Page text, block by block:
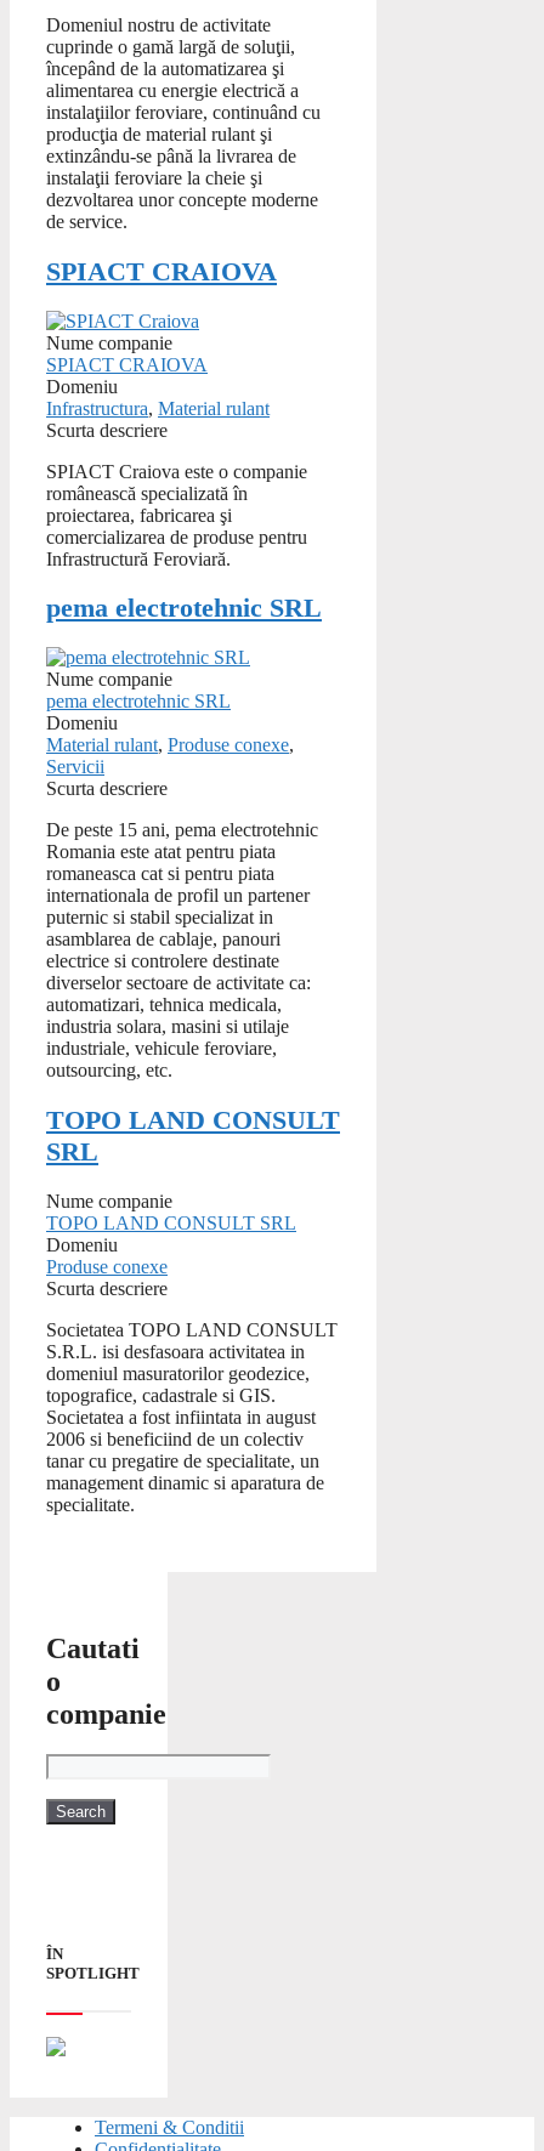
Domeniul nostru de activitate
cuprinde o gamă largă de soluţii,
începând de la automatizarea şi
alimentarea cu energie electrică a
instalaţiilor feroviare, continuând cu
producţia de material rulant şi
extinzându-se până la livrarea de
instalaţii feroviare la cheie şi
dezvoltarea unor concepte moderne
de service.
SPIACT CRAIOVA
Nume companie
SPIACT CRAIOVA
Domeniu
Infrastructura, Material rulant
Scurta descriere
SPIACT Craiova este o companie
românească specializată în
proiectarea, fabricarea şi
comercializarea de produse pentru
Infrastructură Feroviară.
pema electrotehnic SRL
Nume companie
pema electrotehnic SRL
Domeniu
Material rulant, Produse conexe,
Servicii
Scurta descriere
De peste 15 ani, pema electrotehnic
Romania este atat pentru piata
romaneasca cat si pentru piata
internationala de profil un partener
puternic si stabil specializat in
asamblarea de cablaje, panouri
electrice si controlere destinate
diverselor sectoare de activitate ca:
automatizari, tehnica medicala,
industria solara, masini si utilaje
industriale, vehicule feroviare,
outsourcing, etc.
TOPO LAND CONSULT
SRL
Nume companie
TOPO LAND CONSULT SRL
Domeniu
Produse conexe
Scurta descriere
Societatea TOPO LAND CONSULT
S.R.L. isi desfasoara activitatea in
domeniul masuratorilor geodezice,
topografice, cadastrale si GIS.
Societatea a fost infiintata in august
2006 si beneficiind de un colectiv
tanar cu pregatire de specialitate, un
management dinamic si aparatura de
specialitate.
Cautati
o
companie
ÎN
SPOTLIGHT
Termeni & Conditii